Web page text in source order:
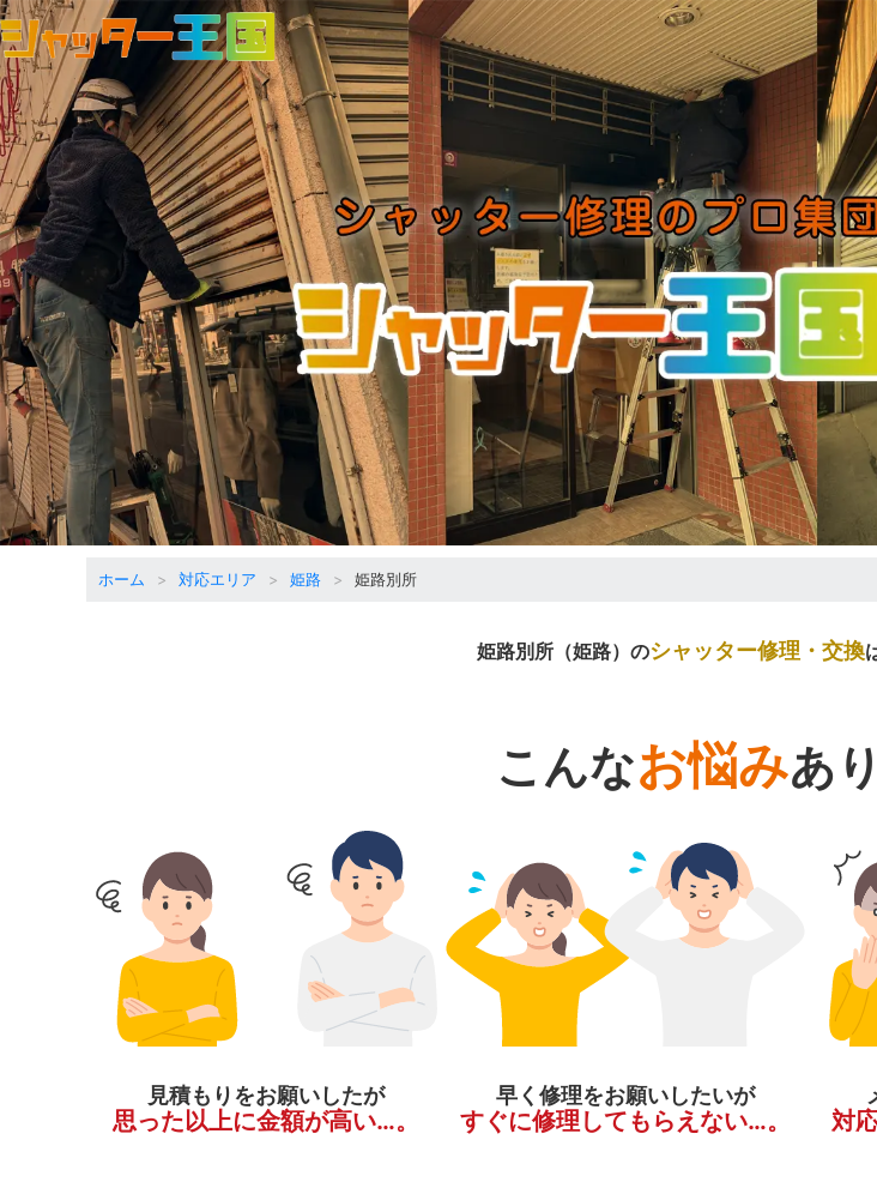
ホーム 対応エリア 姫路 姫路別所
姫路別所（姫路）のシャッター修理・交換
こんなお悩みあ
見積もりをお願いしたが
思った以上に金額が高い…。
早く修理をお願いしたいが
すぐに修理してもらえない…。 対